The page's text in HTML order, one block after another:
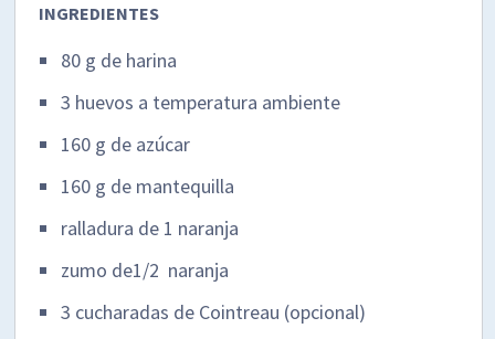
INGREDIENTES
80 g de harina
3 huevos a temperatura ambiente
160 g de azúcar
160 g de mantequilla
ralladura de 1 naranja
zumo de1/2 naranja
3 cucharadas de Cointreau (opcional)